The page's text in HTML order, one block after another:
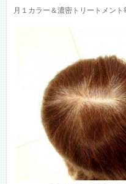
月１カラー＆濃密トリートメント